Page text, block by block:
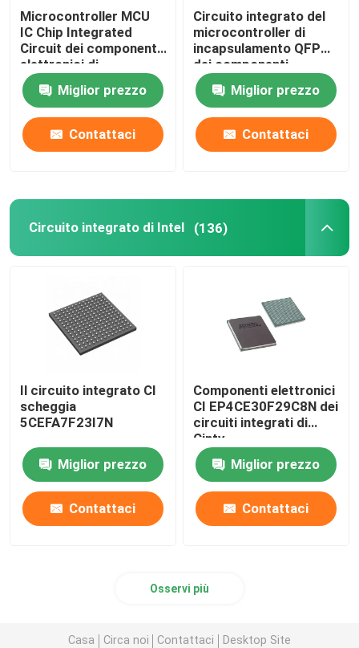
Microcontroller MCU
IC Chip Integrated
Circuit dei componenti
elettronici di
STM32F429IGT6
LQFP-176Miglior prezzo
Contattaci
Circuito integrato del
microcontroller di
incapsulamento QFP
dei componenti
elettronici
STM32H743IIT6
Miglior prezzo
Contattaci
Circuito integrato di Intel (136)
Il circuito integrato CI
scheggia
5CEFA7F23I7N
Miglior prezzo
Contattaci
Componenti elettronici
CI EP4CE30F29C8N dei
circuiti integrati di
Cinty
Miglior prezzo
Contattaci
Osservi più
Casa Circa noi Contattaci Desktop Site